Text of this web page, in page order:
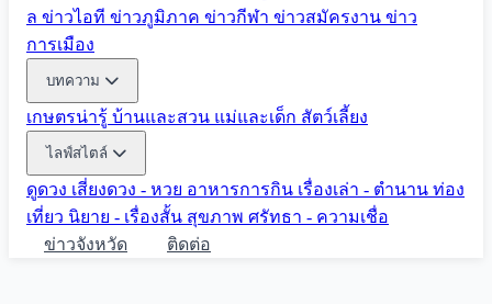
ล ข่าวไอที ข่าวภูมิภาค ข่าวกีฬา ข่าวสมัครงาน ข่าว
การเมือง
บทความ
เกษตรน่ารู้ บ้านและสวน แม่และเด็ก สัตว์เลี้ยง
ไลฟ์สไตล์
ดูดวง เสี่ยงดวง - หวย อาหารการกิน เรื่องเล่า - ตำนาน ท่อง
เที่ยว นิยาย - เรื่องสั้น สุขภาพ ศรัทธา - ความเชื่อ
ข่าวจังหวัด
ติดต่อ